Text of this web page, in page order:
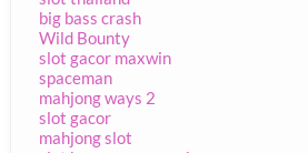
big bass crash
Wild Bounty
slot gacor maxwin
spaceman
mahjong ways 2
slot gacor
mahjong slot